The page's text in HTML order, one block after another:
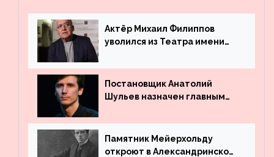
Актёр Михаил Филиппов
уволился из Театра имени
Постановщик Анатолий
Шульев назначен главным
Вахтангова
Памятник Мейерхольду
откроют в Александринском